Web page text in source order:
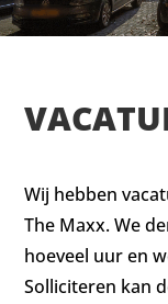
Wij hebben
The Maxx. We
hoeveel uur en
Solliciteren kan